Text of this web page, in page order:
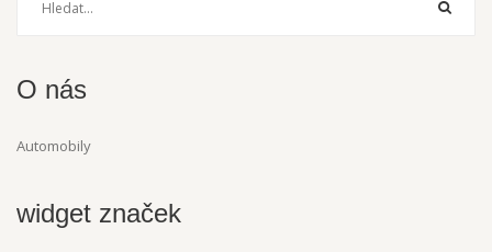
O nás
Automobily
widget značek